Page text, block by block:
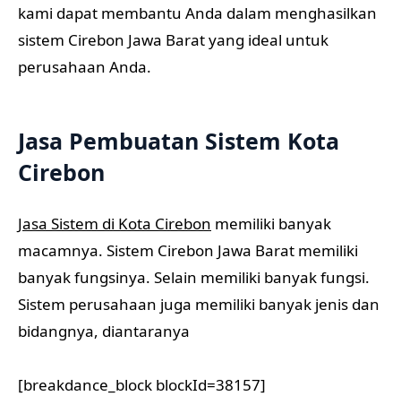
kami dapat membantu Anda dalam menghasilkan
sistem Cirebon Jawa Barat yang ideal untuk
perusahaan Anda.
Jasa Pembuatan Sistem Kota
Cirebon
Jasa Sistem di Kota Cirebon memiliki banyak
macamnya. Sistem Cirebon Jawa Barat memiliki
banyak fungsinya. Selain memiliki banyak fungsi.
Sistem perusahaan juga memiliki banyak jenis dan
bidangnya, diantaranya
[breakdance_block blockId=38157]